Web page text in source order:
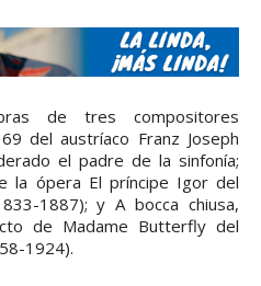
de tres compositores
del austríaco Franz Joseph
el padre de la sinfonía;
la ópera El príncipe Igor del
1887); y A bocca chiusa,
de Madame Butterfly del
1924).